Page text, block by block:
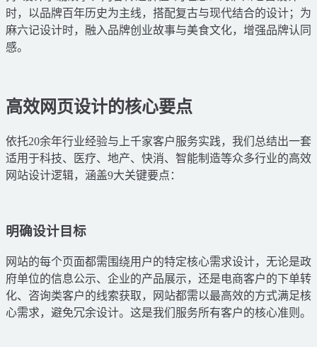
时，以品牌百年历史为主线，搭配复古与现代结合的设计；为
麻六记设计时，融入品牌创业故事与美食文化，增强品牌认同
感。
高效网页设计的核心要点
依托20余年行业经验与上千家客户服务实践，我们总结出一套
适用于科技、医疗、地产、快消、智能制造等众多行业的高效
网站设计逻辑，涵盖9大关键要点：
明确设计目标
网站的每个页面都需围绕用户的特定核心需求设计，无论是政
府单位的信息公示、企业的产品展示，还是电商客户的下单转
化、咨询类客户的线索获取，网站都需以最高效的方式满足核
心需求，避免冗余设计。这是我们服务所有客户的核心准则。